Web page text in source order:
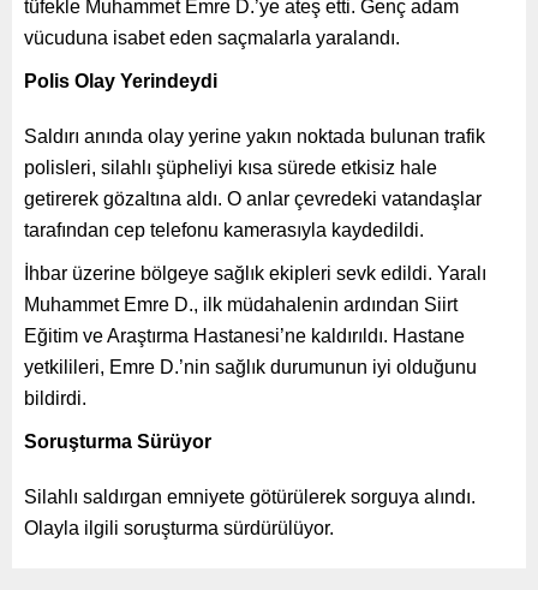
tüfekle Muhammet Emre D.’ye ateş etti. Genç adam
vücuduna isabet eden saçmalarla yaralandı.
Polis Olay Yerindeydi
Saldırı anında olay yerine yakın noktada bulunan trafik
polisleri, silahlı şüpheliyi kısa sürede etkisiz hale
getirerek gözaltına aldı. O anlar çevredeki vatandaşlar
tarafından cep telefonu kamerasıyla kaydedildi.
İhbar üzerine bölgeye sağlık ekipleri sevk edildi. Yaralı
Muhammet Emre D., ilk müdahalenin ardından Siirt
Eğitim ve Araştırma Hastanesi’ne kaldırıldı. Hastane
yetkilileri, Emre D.’nin sağlık durumunun iyi olduğunu
bildirdi.
Soruşturma Sürüyor
Silahlı saldırgan emniyete götürülerek sorguya alındı.
Olayla ilgili soruşturma sürdürülüyor.